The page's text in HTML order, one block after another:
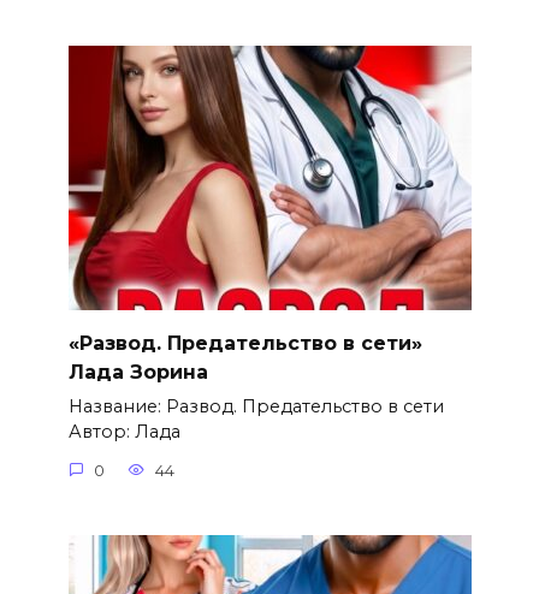
«Развод. Предательство в сети»
Лада Зорина
Название: Развод. Предательство в сети
Автор: Лада
0 44